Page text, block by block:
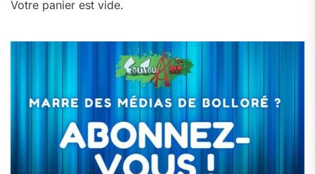
Votre panier est vide.